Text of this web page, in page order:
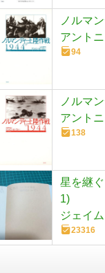
ノルマ
アント
94
ノルマ
アント
138
星を継
1)
ジェイ
23316